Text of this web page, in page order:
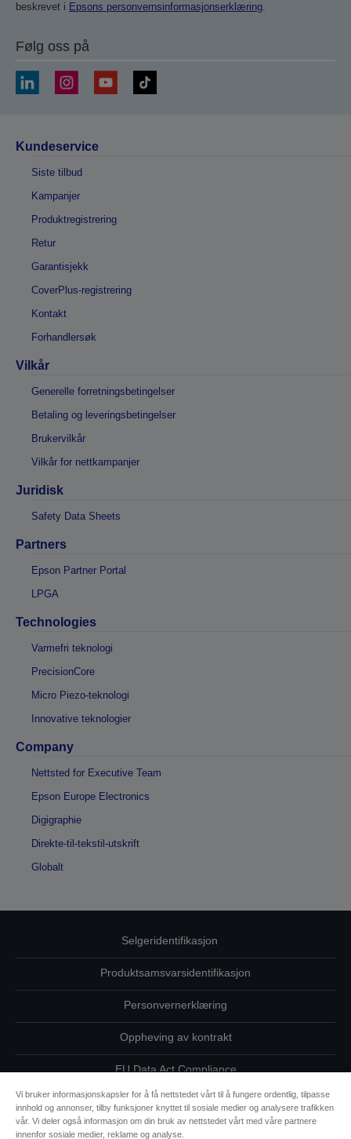
beskrevet i Epsons personvernsinformasjonserklæring.
Følg oss på
Kundeservice
Siste tilbud
Kampanjer
Produktregistrering
Retur
Garantisjekk
CoverPlus-registrering
Kontakt
Forhandlersøk
Vilkår
Generelle forretningsbetingelser
Betaling og leveringsbetingelser
Brukervilkår
Vilkår for nettkampanjer
Juridisk
Safety Data Sheets
Partners
Epson Partner Portal
LPGA
Technologies
Varmefri teknologi
PrecisionCore
Micro Piezo-teknologi
Innovative teknologier
Company
Nettsted for Executive Team
Epson Europe Electronics
Digigraphie
Direkte-til-tekstil-utskrift
Globalt
Selgeridentifikasjon
Produktsamsvarsidentifikasjon
Personvernerklæring
Oppheving av kontrakt
EU Data Act Compliance
Ta kontakt med oss vedrørende personopplysningene dine
Informasjon om informasjonskapsler
Vi bruker informasjonskapsler for å få nettstedet vårt til å fungere ordentlig, tilpasse
innhold og annonser, tilby funksjoner knyttet til sosiale medier og analysere trafikken
vår. Vi deler også informasjon om din bruk av nettstedet vårt med våre partnere
innenfor sosiale medier, reklame og analyse.